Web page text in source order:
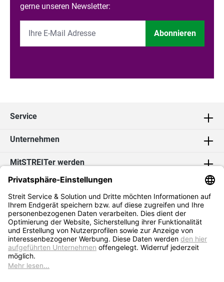
gerne unseren Newsletter:
Abonnieren
Service
Unternehmen
MitSTREITer werden
Kontakt
Social Media